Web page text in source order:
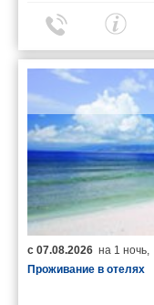
с 07.08.2026 на 1 ночь,
Проживание в отелях